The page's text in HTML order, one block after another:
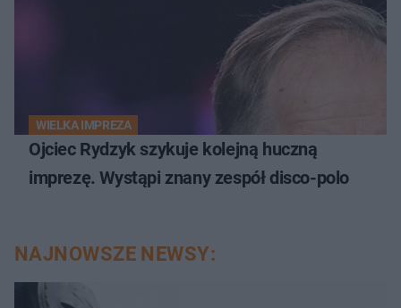
WIELKA IMPREZA
Ojciec Rydzyk szykuje kolejną huczną
imprezę. Wystąpi znany zespół disco-polo
NAJNOWSZE NEWSY: